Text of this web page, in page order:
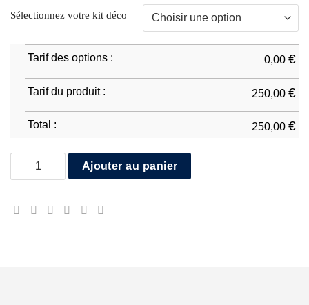
Sélectionnez votre kit déco
Tarif des options : 0,00 €
Tarif du produit : 250,00 €
Total : 250,00 €
quantité de Yamaha R7 2021/25
Ajouter au panier